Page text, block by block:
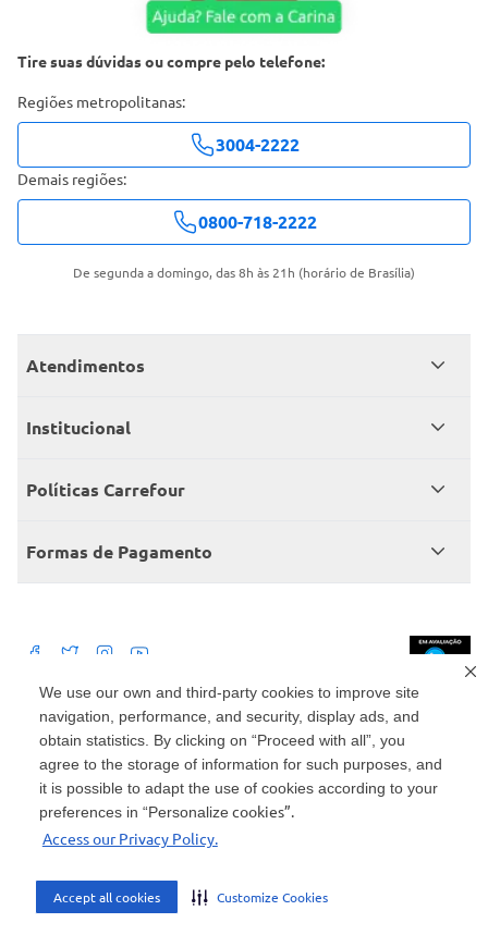
We use our own and third-party cookies to improve site
navigation, performance, and security, display ads, and
obtain statistics. By clicking on “Proceed with all”, you
agree to the storage of information for such purposes, and
it is possible to adapt the use of cookies according to your
preferences in “Personalize cookies”.
Access our Privacy Policy.
Accept all cookies Customize Cookies
Tire suas dúvidas ou compre pelo telefone:
Regiões metropolitanas:
3004-2222
Demais regiões:
0800-718-2222
De segunda a domingo, das 8h às 21h (horário de Brasília)
Atendimentos
Meus pedidos
Consumidor.gov
Institucional
Grupo Carrefour Brasil
Produtos Carrefour
Políticas Carrefour
Políticas de entregas
Políticas de trocas e devoluções
Formas de Pagamento
Mercado: Carrefour Comércio e Indústrias Ltda Via de Acesso Norte, Km 38,
nº 420, Empresarial Gato Preto, Cajamar - SP | CEP 07789-100 | CNPJ:
45.543.915/0846-95
Drogaria: Carrefour Comercio e Industria Ltda: Avenida das Nações Unidas,
15187, Loja 104/105/106 Bloco A Setor 1 - Vila Gertrudes, São Paulo, SP |
CEP 04794-000 | CNPJ: 45.543.915/0736-50
Envio de documentos administrativos e jurídicos: Avenida Tucunaré, 125 -
Tamboré, Barueri - SP | CEP 06460-020
atendimento@carrefour.com.br